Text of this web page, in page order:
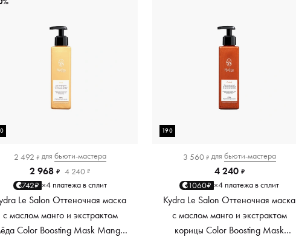
2 492 ₽ для бьюти-мастера
2 968 ₽ 4 240 ₽
742₽ ×4 платежа в сплит
Le Salon Оттеночная маска
с маслом манго и экстрактом
Color Boosting Mask Mango
190
3 560 ₽ для бьюти-мастера
4 240 ₽
1060₽ ×4 платежа в сплит
Kydra Le Salon Оттеночная маска
с маслом манго и экстрактом
корицы Color Boosting Mask